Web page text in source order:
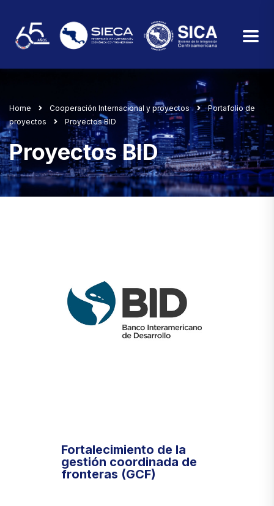
Home Cooperación Internacional y proyectos
Portafolio de
proyectos
Proyectos BID
Proyectos BID
Fortalecimiento de la
gestión coordinada de
fronteras (GCF)